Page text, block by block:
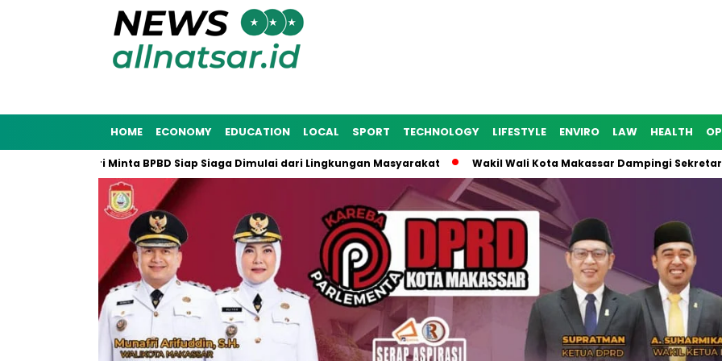
HOME ECONOMY EDUCATION LOCAL SPORT TECHNOLOGY LIFESTYLE ENVIRO LAW HEALTH
Munafri Minta BPBD Siap Siaga Dimulai dari Lingkungan Masyarakat Wakil Wali Kota Makassar Dampingi Sekretaris Ditjen